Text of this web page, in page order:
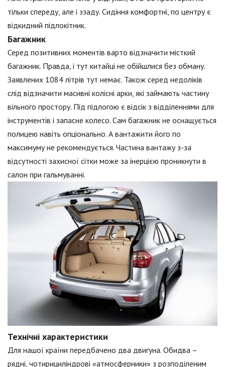
тільки спереду, але і ззаду. Сидіння комфортні, по центру є
відкидний підлокітник.
Багажник
Серед позитивних моментів варто відзначити місткий
багажник. Правда, і тут китайці не обійшлися без обману.
Заявлених 1084 літрів тут немає. Також серед недоліків
слід відзначити масивні колісні арки, які займають частину
вільного простору. Під підлогою є відсік з відділеннями для
інструментів і запасне колесо. Сам багажник не оснащується
полицею навіть опціонально. А вантажити його по
максимуму не рекомендується. Частина вантажу з-за
відсутності захисної сітки може за інерцією проникнути в
салон при гальмуванні.
Технічні характеристики
Для нашої країни передбачено два двигуна. Обидва –
рядні, чотирициліндрові «атмосферники» з розподіленим